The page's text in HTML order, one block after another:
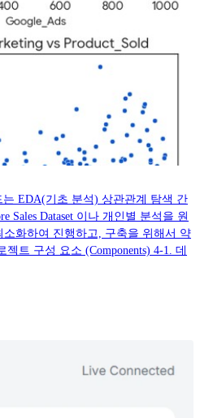
는 EDA(기초 분석) 상관관계 탐색 간
Dataset 이나 개인별 분석을 원
소화하여 진행하고, 구축을 위해서 약
트 구성 요소 (Components) 4-1. 데